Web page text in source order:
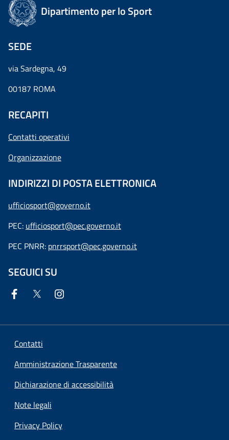
Dipartimento per lo Sport
SEDE
via Sardegna, 49
00187 ROMA
RECAPITI
Contatti operativi
Organizzazione
INDIRIZZI DI POSTA ELETTRONICA
ufficiosport@governo.it
PEC: ufficiosport@pec.governo.it
PEC PNRR: pnrrsport@pec.governo.it
SEGUICI SU
Contatti
Amministrazione Trasparente
Dichiarazione di accessibilità
Note legali
Privacy Policy